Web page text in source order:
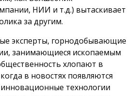
НИИ и т.д.) вытаскивает
за другим.
эксперты, горнодобывающие
занимающиеся ископаемым
хлопают в
в новостях появляются
технологии